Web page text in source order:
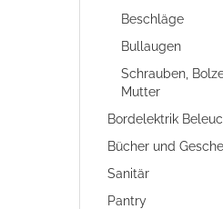
Beschläge
Bullaugen
Schrauben,
Mutter
Bordelektrik
Bücher und
Sanitär
Pantry